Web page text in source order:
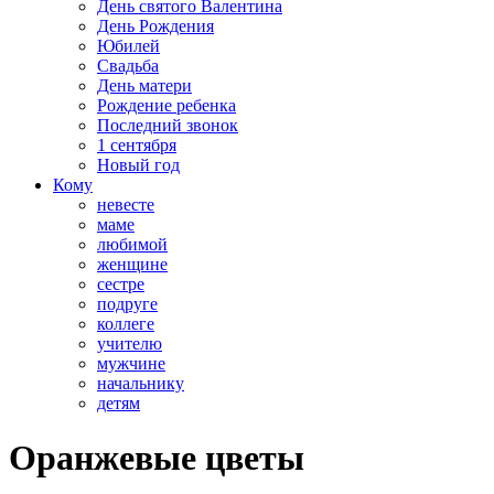
День святого Валентина
День Рождения
Юбилей
Свадьба
День матери
Рождение ребенка
Последний звонок
1 сентября
Новый год
Кому
невесте
маме
любимой
женщине
сестре
подруге
коллеге
учителю
мужчине
начальнику
детям
​Оранжевые цветы